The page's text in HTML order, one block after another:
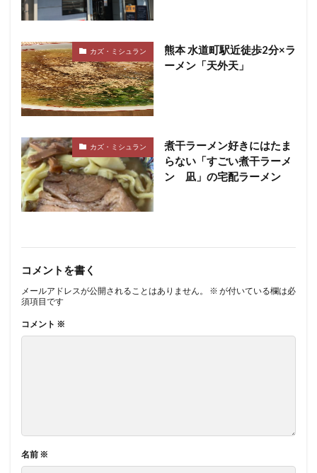
カズ・ミシュラン
熊本 水道町駅近徒歩2分×ラ
ーメン「天外天」
カズ・ミシュラン
煮干ラーメン好きにはたま
らない「すごい煮干ラーメ
ン 凪」の宅配ラーメン
コメントを書く
メールアドレスが公開されることはありません。 ※ が付いている欄は必
須項目です
コメント ※
名前 ※